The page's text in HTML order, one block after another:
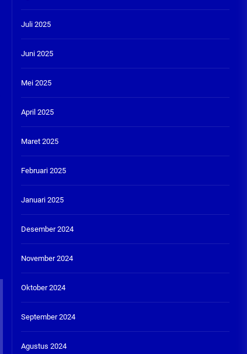
Juli 2025
Juni 2025
Mei 2025
April 2025
Maret 2025
Februari 2025
Januari 2025
Desember 2024
November 2024
Oktober 2024
September 2024
Agustus 2024